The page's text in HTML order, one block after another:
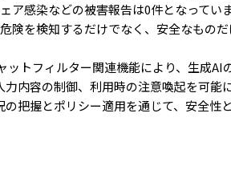
感染などの被害報告は0件となってい
険を検知するだけでなく、安全なもの
トフィルター関連機能により、生成AI
内容の制御、利用時の注意喚起を可能
把握とポリシー適用を通じて、安全性